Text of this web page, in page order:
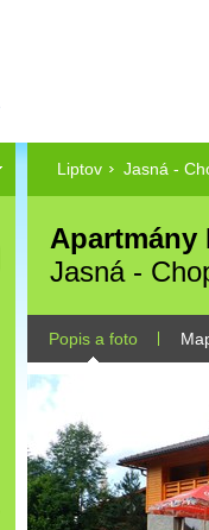
Liptov Jasná -
Apartmány
Jasná -
Popis a foto